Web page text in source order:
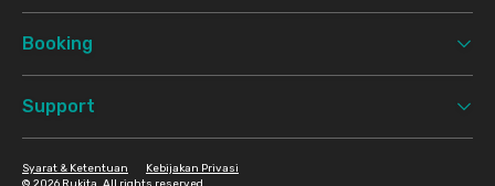
Booking
Support
Syarat & Ketentuan Kebijakan Privasi